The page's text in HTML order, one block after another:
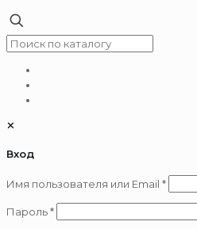
✕
Вход
Имя пользователя или Email *
Пароль*Обязательно